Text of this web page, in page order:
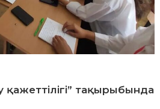
қажеттілігі” тақырыбында